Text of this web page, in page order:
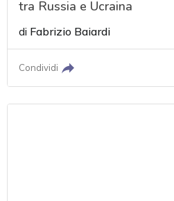
tra Russia e Ucraina
di Fabrizio Baiardi
Condividi